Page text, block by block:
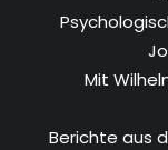
Mit
Berichte aus